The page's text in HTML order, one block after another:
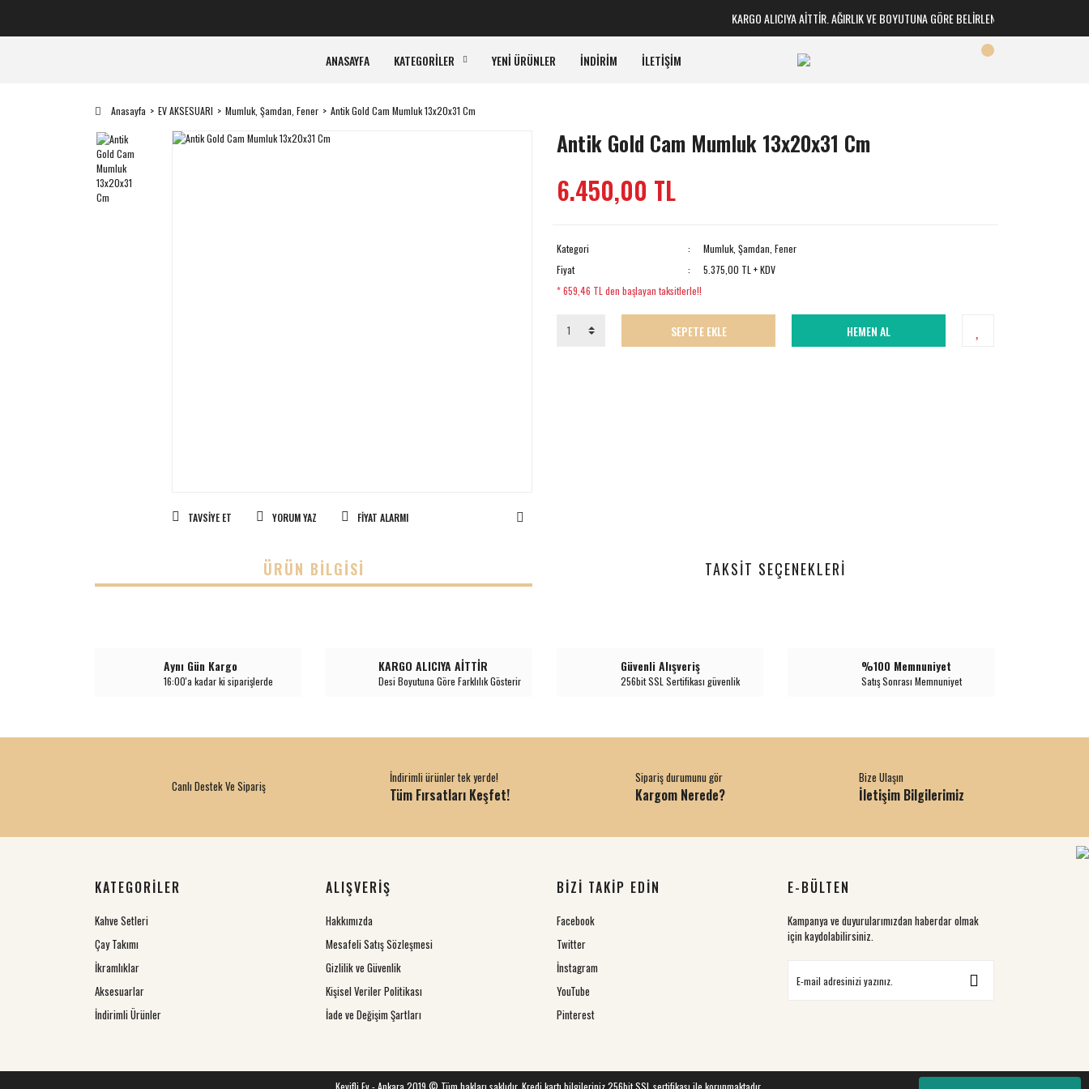
KARGO ALICIYA AİTTİR. AĞIRLIK VE BOYUTUNA GÖRE BELİRLENİR
ANASAYFA KATEGORİLER YENİ ÜRÜNLER İNDİRİM İLETİŞİM
Anasayfa EV AKSESUARI Mumluk, Şamdan, Fener Antik Gold Cam Mumluk 13x20x31 Cm
TAVSIYE ET YORUM YAZ FIYAT ALARMI
Antik Gold Cam Mumluk 13x20x31 Cm
6.450,00 TL
Kategori
Mumluk, Şamdan, Fener
Fiyat
5.375,00 TL + KDV
* 659,46 TL den başlayan taksitlerle!!
SEPETE EKLE HEMEN AL
ÜRÜN BILGISI TAKSIT SEÇENEKLERI
Aynı Gün Kargo
16:00'a kadar ki siparişlerde
KARGO ALICIYA AİTTİR
Desi Boyutuna Göre Farklılık Gösterir
Güvenli Alışveriş
256bit SSL Sertifikası güvenlik
%100 Memnuniyet
Satış Sonrası Memnuniyet
Canlı Destek Ve Sipariş
İndirimli ürünler tek yerde!
Tüm Fırsatları Keşfet!
Sipariş durumunu gör
Kargom Nerede?
Bize Ulaşın
İletişim Bilgilerimiz
KATEGORİLER
Kahve Setleri
Çay Takımı
İkramlıklar
Aksesuarlar
İndirimli Ürünler
ALIŞVERİŞ
Hakkımızda
Mesafeli Satış Sözleşmesi
Gizlilik ve Güvenlik
Kişisel Veriler Politikası
İade ve Değişim Şartları
BİZİ TAKİP EDİN
Facebook
Twitter
İnstagram
YouTube
Pinterest
E-BÜLTEN
Kampanya ve duyurularımızdan haberdar olmak
için kaydolabilirsiniz.
Keyifli Ev - Ankara 2019 © Tüm hakları saklıdır. Kredi kartı bilgileriniz 256bit SSL sertifikası ile korunmaktadır.